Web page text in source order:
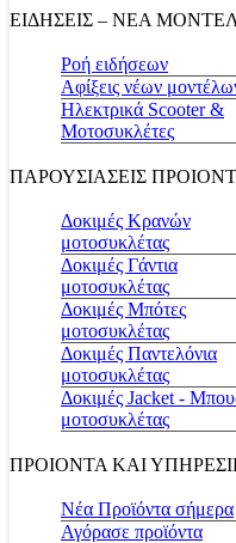
ΕΙΔΗΣΕΙΣ – ΝΕΑ
Ροή ειδήσεων
Αφίξεις νέων
Ηλεκτρικά Scooter &
Μοτοσυκλέτες
ΠΑΡΟΥΣΙΑΣΕΙΣ
Δοκιμές Κρανών
μοτοσυκλέτας
Δοκιμές Γάντια
μοτοσυκλέτας
Δοκιμές Μπότες
μοτοσυκλέτας
Δοκιμές Παντελόνια
μοτοσυκλέτας
Δοκιμές Jacket -
μοτοσυκλέτας
ΠΡΟΙΟΝΤΑ ΚΑΙ
Νέα Προϊόντα σήμερα
Αγόρασε προϊόντα